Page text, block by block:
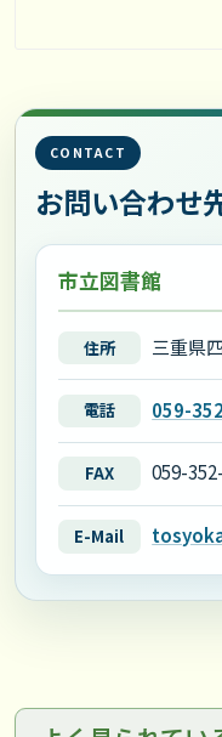
CONTACT
お問い合わせ
市立図書館
住所 三重県
電話 059-
FAX 059-
E-Mail